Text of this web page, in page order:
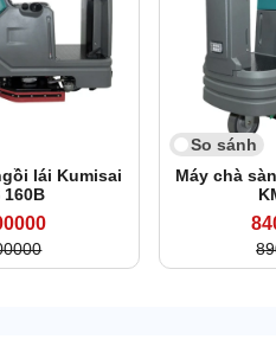
lái Kumisai
160B
So sánh
Máy chà